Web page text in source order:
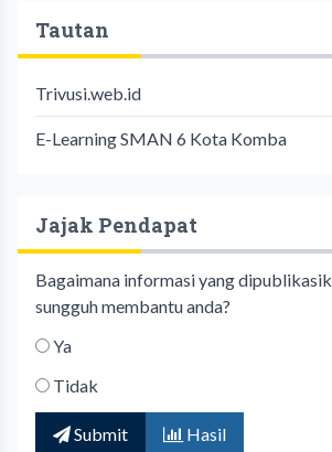
Tautan
Trivusi.web.id
E-Learning SMAN 6 Kota Komba
Jajak Pendapat
Bagaimana informasi yang
sungguh membantu anda?
Ya
Tidak
Submit Hasil